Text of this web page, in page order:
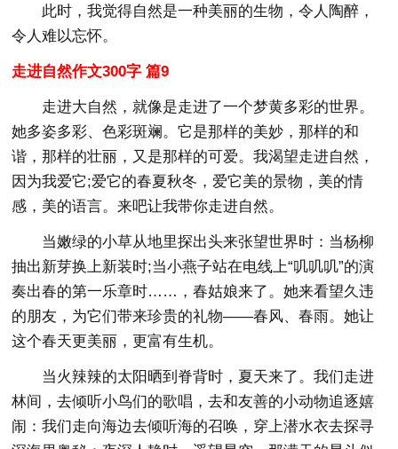
此时，我觉得自然是一种美丽的生物，令人陶醉，
令人难以忘怀。
走进自然作文300字 篇9
走进大自然，就像是走进了一个梦黄多彩的世界。
她多姿多彩、色彩斑斓。它是那样的美妙，那样的和
谐，那样的壮丽，又是那样的可爱。我渴望走进自然，
因为我爱它;爱它的春夏秋冬，爱它美的景物，美的情
感，美的语言。来吧让我带你走进自然。
当嫩绿的小草从地里探出头来张望世界时：当杨柳
抽出新芽换上新装时;当小燕子站在电线上“叽叽叽”的演
奏出春的第一乐章时……，春姑娘来了。她来看望久违
的朋友，为它们带来珍贵的礼物——春风、春雨。她让
这个春天更美丽，更富有生机。
当火辣辣的太阳晒到脊背时，夏天来了。我们走进
林间，去倾听小鸟们的歌唱，去和友善的小动物追逐嬉
闹：我们走向海边去倾听海的召唤，穿上潜水衣去探寻